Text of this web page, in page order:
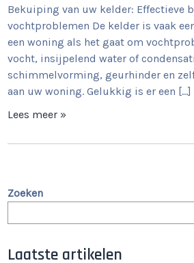
Bekuiping van uw kelder: Effectieve
vochtproblemen De kelder is vaak
een woning als het gaat om
vocht, insijpelend water of
schimmelvorming, geurhinder en
aan uw woning. Gelukkig is er een […]
Lees meer »
Zoeken
Laatste artikelen